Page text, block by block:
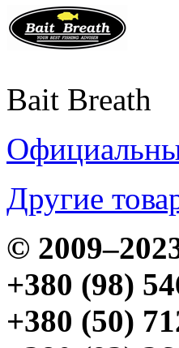
Bait Breath
Другие
©
+380 (98)
+380 (50)